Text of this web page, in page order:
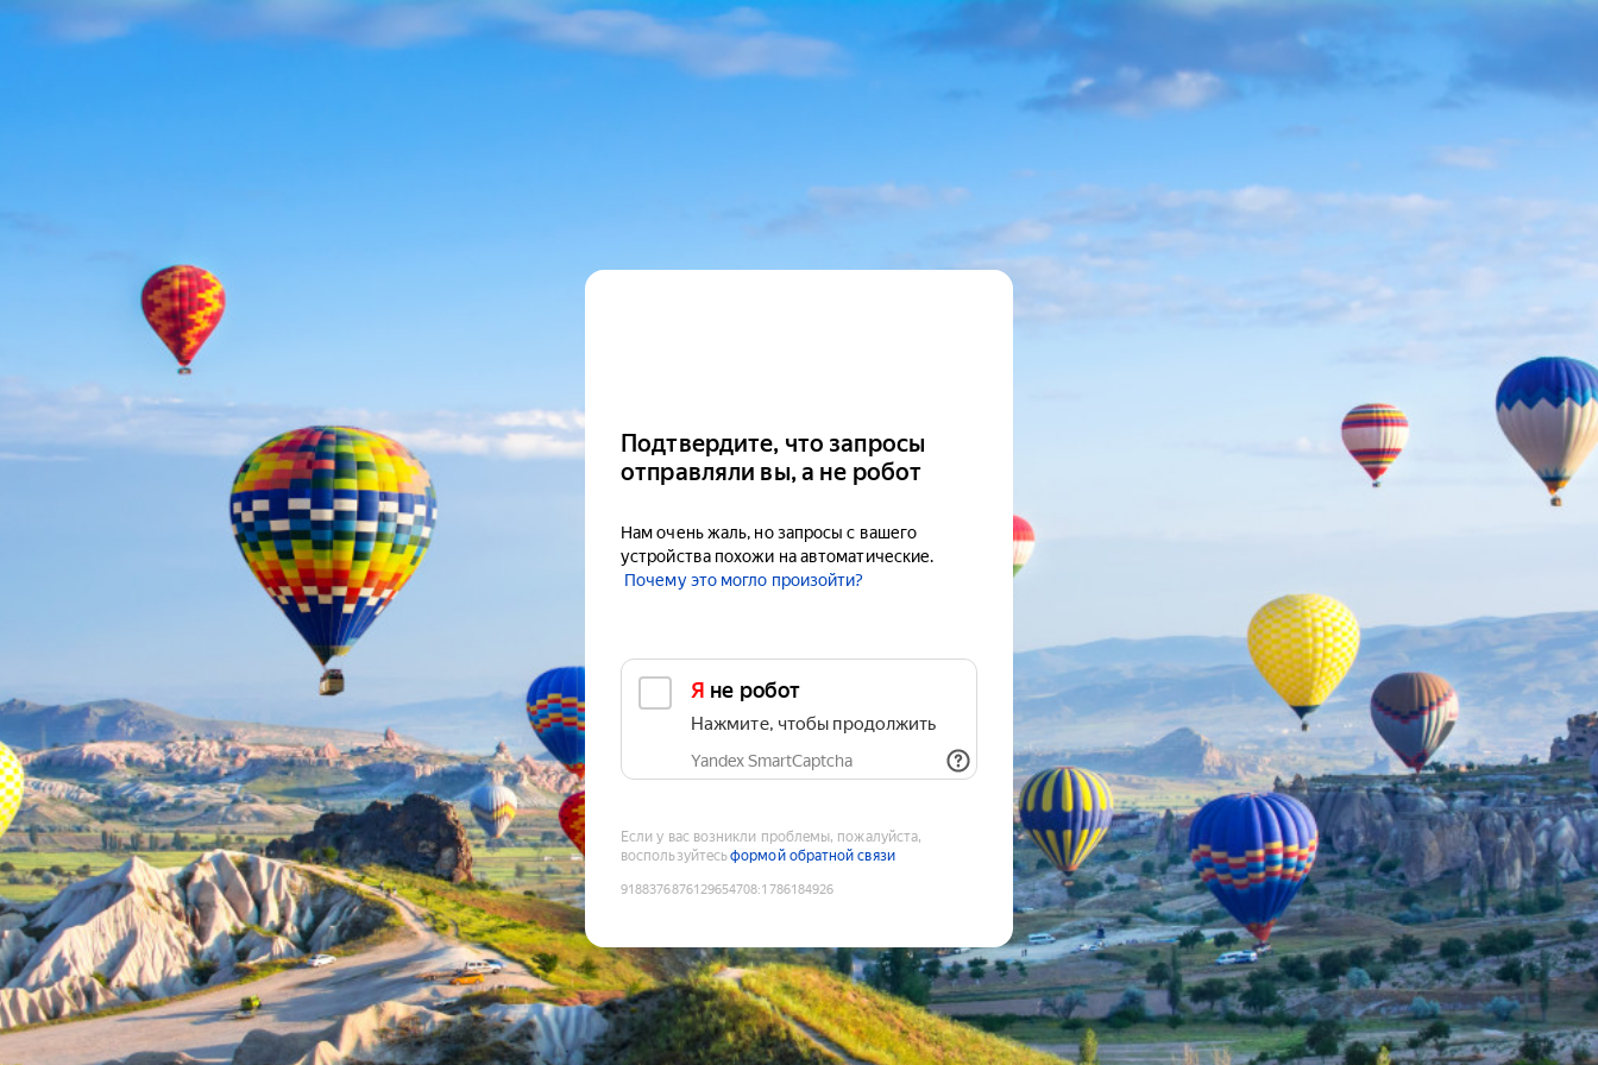
Подтвердите, что запросы
отправляли вы, а не робот
Нам очень жаль, но запросы с вашего
устройства похожи на автоматические.
Почему это могло произойти?
Я не робот
Нажмите, чтобы продолжить
Yandex SmartCaptcha
Если у вас возникли проблемы, пожалуйста,
воспользуйтесьформой обратной связи
9188376876129654708:1786184926